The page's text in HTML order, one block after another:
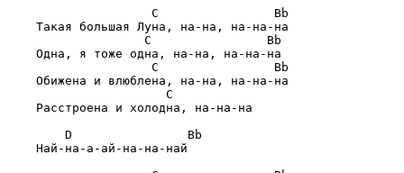
                C                Bb
    Такая большая Луна, на-на, на-на-на
               C                Bb
    Одна, я тоже одна, на-на, на-на-на
                C                Bb
    Обижена и влюблена, на-на, на-на-на
                  C
    Расстроена и холодна, на-на-на
    D                Bb
    Най-на-а-ай-на-на-най